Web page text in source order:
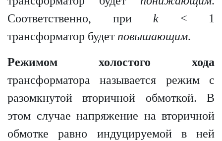
Соответственно, приk < 1
трансформатор будет повышающим.
Режимом холостого хода
трансформатора называется режим с
разомкнутой вторичной обмоткой. В
этом случае напряжение на вторичной
обмотке равно индуцируемой в ней